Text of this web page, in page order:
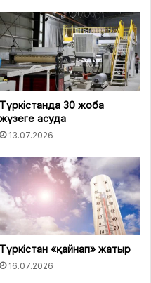
Түркістанда 30 жоба
жүзеге асуда
13.07.2026
Түркістан «қайнап» жатыр
16.07.2026